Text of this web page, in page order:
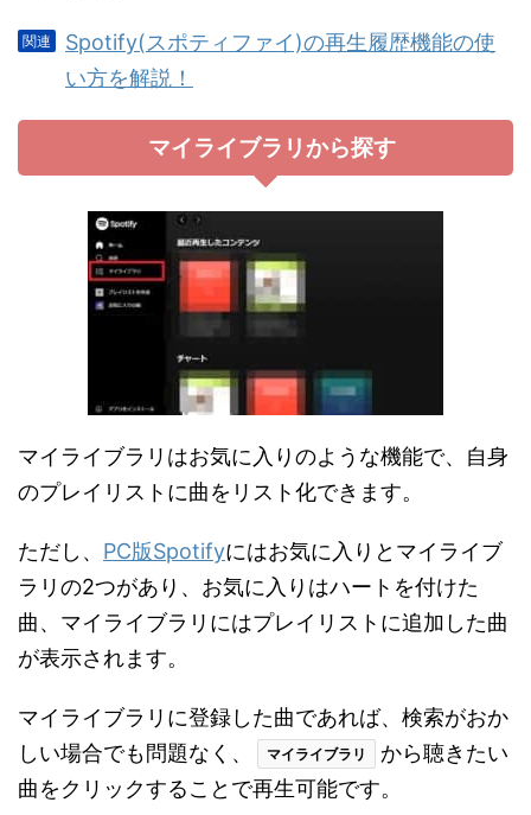
Spotify(スポティファイ)の再生履歴機能の使
い方を解説！
マイライブラリから探す
マイライブラリはお気に入りのような機能で、自身
のプレイリストに曲をリスト化できます。
ただし、 PC版Spotifyにはお気に入りとマイライブ
ラリの2つがあり、お気に入りはハートを付けた
曲、マイライブラリにはプレイリストに追加した曲
が表示されます。
マイライブラリに登録した曲であれば、検索がおか
しい場合でも問題なく、
マイライブラリ
から聴きたい
曲をクリックすることで再生可能です。